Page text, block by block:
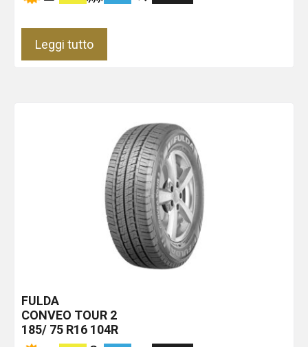
Leggi tutto
FULDA
CONVEO TOUR 2
185/ 75 R16 104R